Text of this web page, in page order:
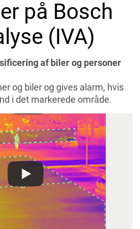
på Bosch
(IVA)
af biler og personer
og biler og gives alarm, hvis
i det markerede område.